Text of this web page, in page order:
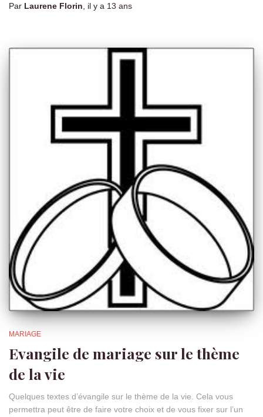
Par Laurene Florin , il y a 13 ans
MARIAGE
Evangile de mariage sur le thème
de la vie
Quelques textes d’évangile sur le thème de la vie. Cela vous
permettra peut être de faire votre choix et de vous fixer sur l’un